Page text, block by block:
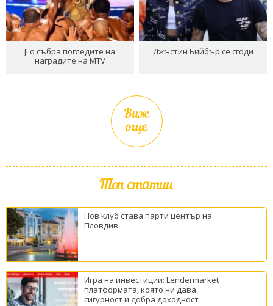
JLo събра погледите на
наградите на MTV
Джъстин Бийбър се сгоди
Виж
още
Топ статии
Нов клуб става парти център на
Пловдив
Игра на инвестиции: Lendermarket
платформата, която ни дава
сигурност и добра доходност